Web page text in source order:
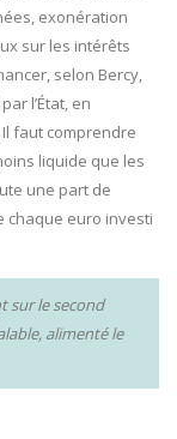
exonération
sur les intérêts
selon Bercy,
l’État, en
faut comprendre
liquide que les
une part de
chaque euro investi
sur le second
alimenté le